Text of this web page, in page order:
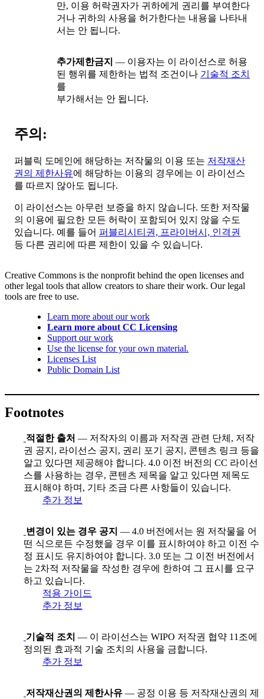
만, 이용 허락권자가 귀하에게 권리를 부여한다
거나 귀하의 사용을 허가한다는 내용을 나타내
서는 안 됩니다.
추가제한금지 — 이용자는 이 라이선스로 허용
된 행위를 제한하는 법적 조건이나 기술적 조치
를
부가해서는 안 됩니다.
주의:
퍼블릭 도메인에 해당하는 저작물의 이용 또는 저작재산
권의 제한사유에 해당하는 이용의 경우에는 이 라이선스
를 따르지 않아도 됩니다.
이 라이선스는 아무런 보증을 하지 않습니다. 또한 저작물
의 이용에 필요한 모든 허락이 포함되어 있지 않을 수도
있습니다. 예를 들어 퍼블리시티권, 프라이버시, 인격권
등 다른 권리에 따른 제한이 있을 수 있습니다.
Creative Commons is the nonprofit behind the open licenses and
other legal tools that allow creators to share their work. Our legal
tools are free to use.
Learn more about our work
Learn more about CC Licensing
Support our work
Use the license for your own material.
Licenses List
Public Domain List
Footnotes
적절한 출처 — 저작자의 이름과 저작권 관련 단체, 저작
권 공지, 라이선스 공지, 권리 포기 공지, 콘텐츠 링크 등을
알고 있다면 제공해야 합니다. 4.0 이전 버전의 CC 라이선
스를 사용하는 경우, 콘텐츠 제목을 알고 있다면 제목도
표시해야 하며, 기타 조금 다른 사항들이 있습니다.
추가 정보
변경이 있는 경우 공지 — 4.0 버전에서는 원 저작물을 어
떤 식으로든 수정했을 경우 이를 표시하여야 하고 이전 수
정 표시도 유지하여야 합니다. 3.0 또는 그 이전 버전에서
는 2차적 저작물을 작성한 경우에 한하여 그 표시를 요구
하고 있습니다.
적용 가이드
추가 정보
기술적 조치 — 이 라이선스는 WIPO 저작권 협약 11조에
정의된 효과적 기술 조치의 사용을 금합니다.
추가 정보
저작재산권의 제한사유 — 공정 이용 등 저작재산권의 제